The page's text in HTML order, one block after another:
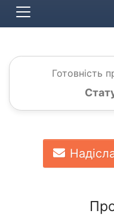
Готовність